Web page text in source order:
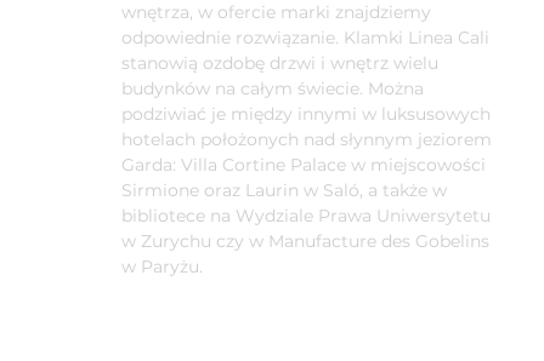
wnętrza, w ofercie marki znajdziemy
odpowiednie rozwiązanie. Klamki Linea Cali
stanowią ozdobę drzwi i wnętrz wielu
budynków na całym świecie. Można
podziwiać je między innymi w luksusowych
hotelach położonych nad słynnym jeziorem
Garda: Villa Cortine Palace w miejscowości
Sirmione oraz Laurin w Saló, a także w
bibliotece na Wydziale Prawa Uniwersytetu
w Zurychu czy w Manufacture des Gobelins
w Paryżu.